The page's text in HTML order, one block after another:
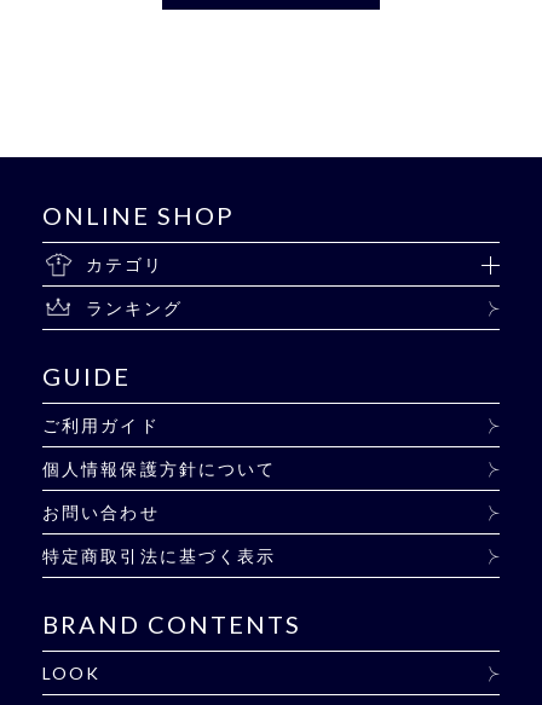
ONLINE SHOP
カテゴリ
ランキング
GUIDE
ご利用ガイド
個人情報保護方針について
お問い合わせ
特定商取引法に基づく表示
BRAND CONTENTS
LOOK